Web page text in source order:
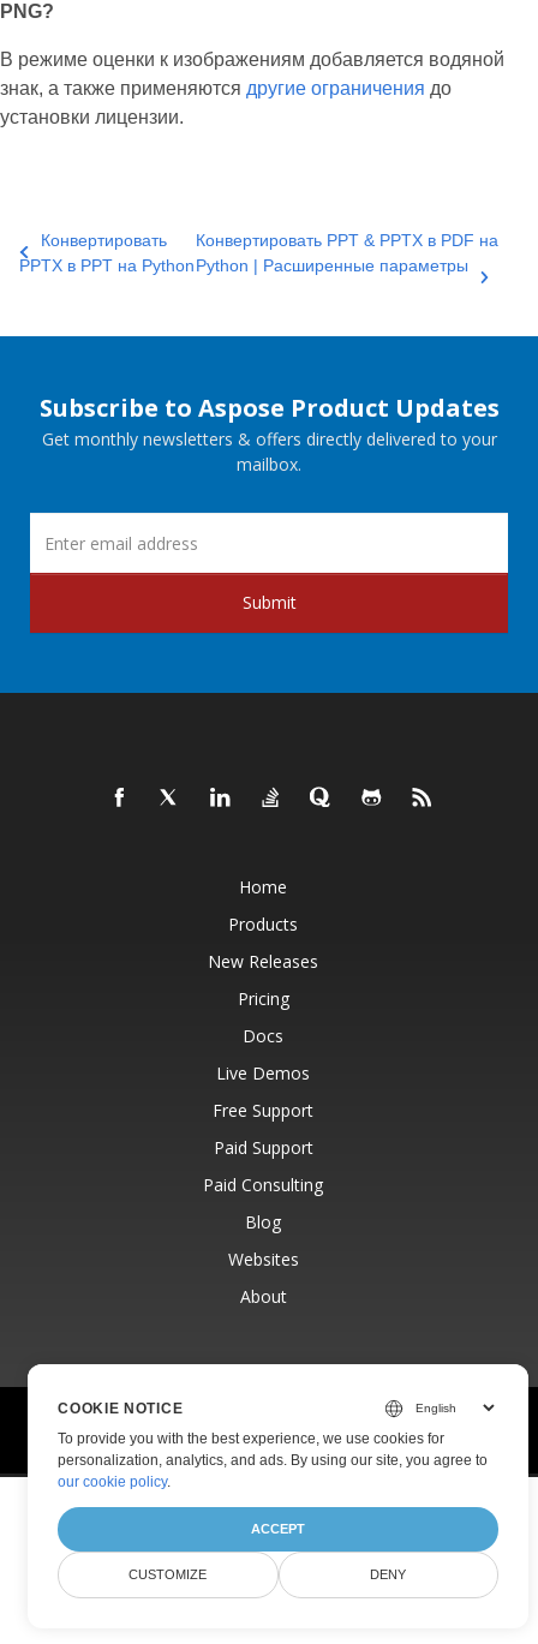
PNG?
В режиме оценки к изображениям добавляется водяной
знак, а также применяются другие ограничения до
установки лицензии.
Конвертировать
PPTX в PPT на Python
Конвертировать PPT & PPTX в PDF на
Python | Расширенные параметры
Subscribe to Aspose Product Updates
Get monthly newsletters & offers directly delivered to your
mailbox.
Submit
Home
Products
New Releases
Pricing
Docs
Live Demos
Free Support
Paid Support
Paid Consulting
Blog
Websites
About
© Aspose Pty Ltd 2001-2026.
All Rights Reserved.
Privacy Policy Terms of use Contact
COOKIE NOTICE
To provide you with the best experience, we use cookies for
personalization, analytics, and ads. By using our site, you agree to
our cookie policy.
ACCEPT
CUSTOMIZE DENY